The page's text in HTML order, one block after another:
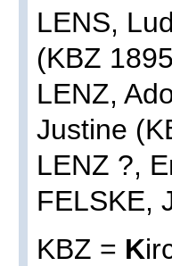
LENS,
(KBZ
LENZ,
Justine
LENZ ?,
FELSKE,
KBZ = K